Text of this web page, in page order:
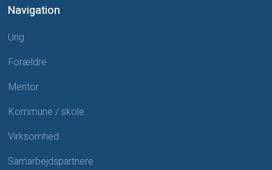
Navigation
Ung
Forældre
Mentor
Kommune / skole
Virksomhed
Samarbejdspartnere